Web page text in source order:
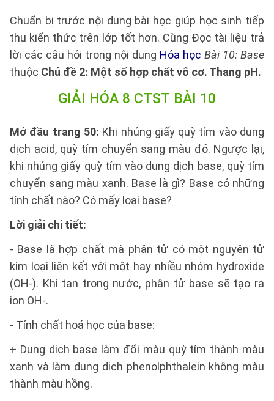
Chuẩn bị trước nội dung bài học giúp học sinh tiếp
thu kiến thức trên lớp tốt hơn. Cùng Đọc tài liệu trả
lời các câu hỏi trong nội dung Hóa học Bài 10: Base
thuộc Chủ đề 2: Một số hợp chất vô cơ. Thang pH.
GIẢI HÓA 8 CTST BÀI 10
Mở đầu trang 50: Khi nhúng giấy quỳ tím vào dung
dịch acid, quỳ tím chuyển sang màu đỏ. Ngược lại,
khi nhúng giấy quỳ tím vào dung dịch base, quỳ tím
chuyển sang màu xanh. Base là gì? Base có những
tính chất nào? Có mấy loại base?
Lời giải chi tiết:
- Base là hợp chất mà phân tử có một nguyên tử
kim loại liên kết với một hay nhiều nhóm hydroxide
(OH-). Khi tan trong nước, phân tử base sẽ tạo ra
ion OH-.
- Tính chất hoá học của base:
+ Dung dịch base làm đổi màu quỳ tím thành màu
xanh và làm dung dịch phenolphthalein không màu
thành màu hồng.